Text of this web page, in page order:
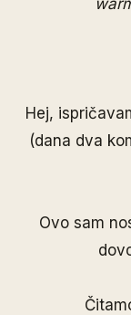
Hej,
(dana dva
Ovo sam